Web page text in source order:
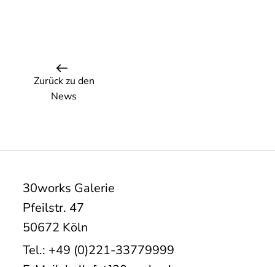
Zurück zu den
News
30works Galerie
Pfeilstr. 47
50672 Köln
Tel.: +49 (0)221-33779999